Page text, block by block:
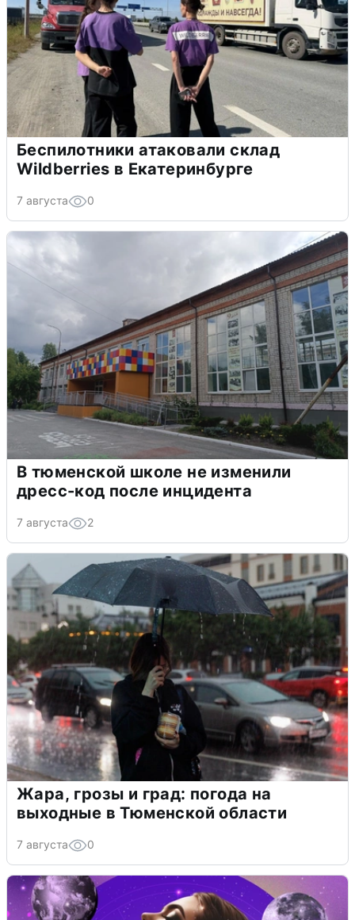
Беспилотники атаковали склад
Wildberries в Екатеринбурге
7 августа 0
В тюменской школе не изменили
дресс-код после инцидента
7 августа 2
Жара, грозы и град: погода на
выходные в Тюменской области
7 августа 0